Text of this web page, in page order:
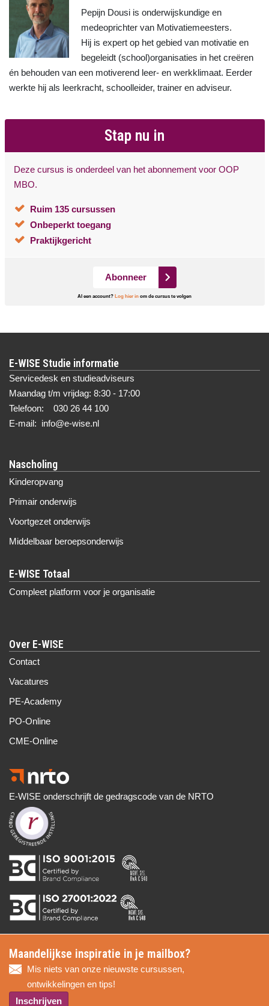
Pepijn Dousi is onderwijskundige en
medeoprichter van Motivatiemeesters.
Hij is expert op het gebied van motivatie en
begeleidt (school)organisaties in het creëren
én behouden van een motiverend leer- en werkklimaat. Eerder
werkte hij als leerkracht, schoolleider, trainer en adviseur.
Stap nu in
Deze cursus is onderdeel van het abonnement voor OOP
MBO.
Ruim 135 cursussen
Onbeperkt toegang
Praktijkgericht
Abonneer
Al een account? Log hier in om de cursus te volgen
E-WISE Studie informatie
Servicedesk en studieadviseurs
Maandag t/m vrijdag: 8:30 - 17:00
Telefoon: 030 26 44 100
E-mail: info@e-wise.nl
Nascholing
Kinderopvang
Primair onderwijs
Voortgezet onderwijs
Middelbaar beroepsonderwijs
Compleet platform voor je organisatie
Over E-WISE
Contact
Vacatures
PE-Academy
PO-Online
CME-Online
E-WISE onderschrijft de gedragscode van de NRTO
Maandelijkse inspiratie in je mailbox?
Mis niets van onze nieuwste cursussen,
ontwikkelingen en tips!
Inschrijven